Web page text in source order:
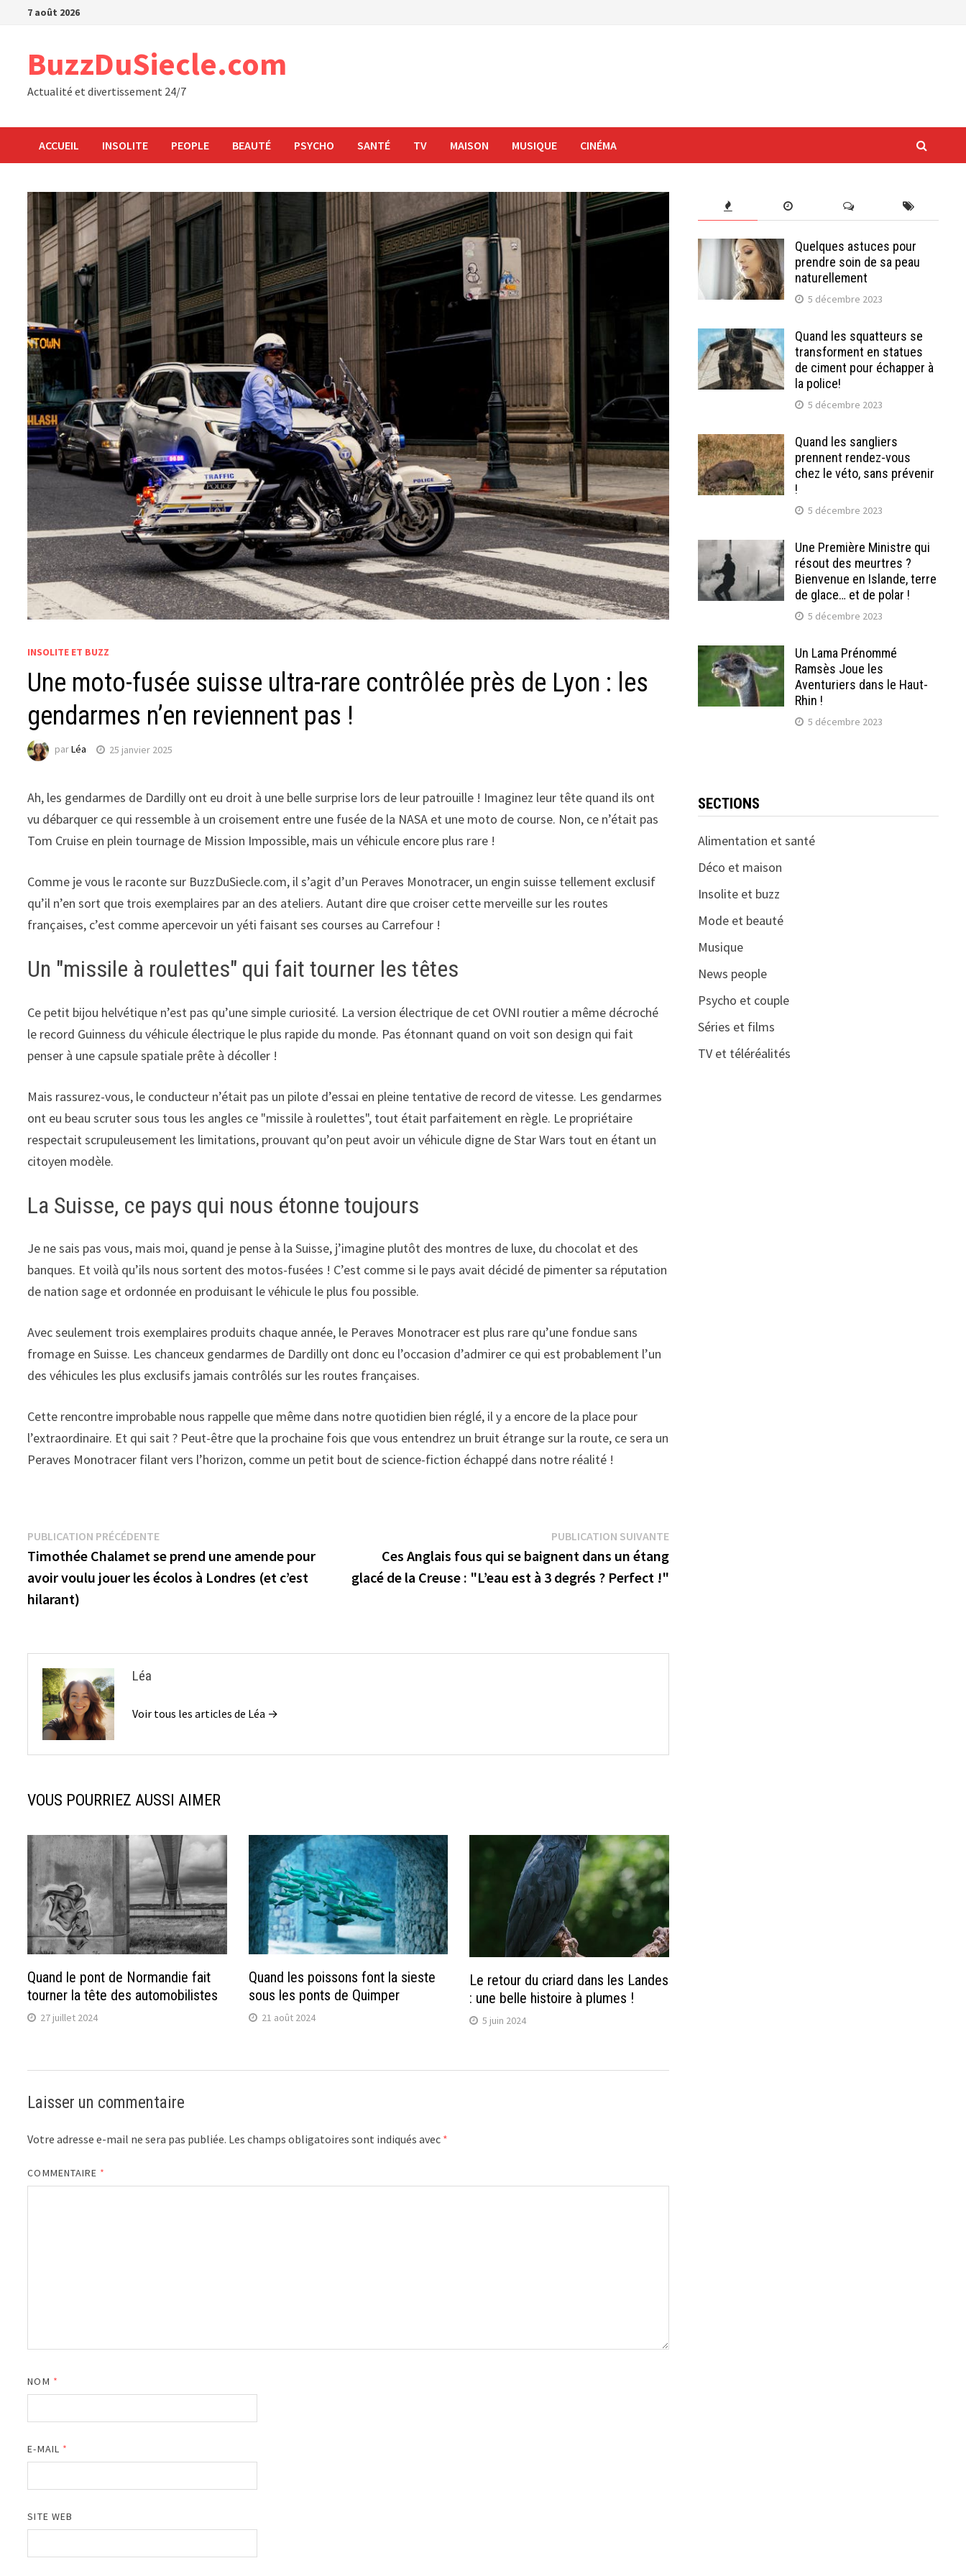
Passer7 août 2026
BuzzDuSiecle.com
Actualité et divertissement 24/7
ACCUEIL INSOLITE PEOPLE BEAUTÉ PSYCHO SANTÉ TV MAISON MUSIQUE CINÉMA
INSOLITE ET BUZZ
Une moto-fusée suisse ultra-rare contrôlée près de Lyon : les
gendarmes n’en reviennent pas !
parLéa 25 janvier 2025
Ah, les gendarmes de Dardilly ont eu droit à une belle surprise lors de leur patrouille ! Imaginez leur tête quand ils ont
vu débarquer ce qui ressemble à un croisement entre une fusée de la NASA et une moto de course. Non, ce n’était pas
Tom Cruise en plein tournage de Mission Impossible, mais un véhicule encore plus rare !
Comme je vous le raconte sur BuzzDuSiecle.com, il s’agit d’un Peraves Monotracer, un engin suisse tellement exclusif
qu’il n’en sort que trois exemplaires par an des ateliers. Autant dire que croiser cette merveille sur les routes
françaises, c’est comme apercevoir un yéti faisant ses courses au Carrefour !
Un "missile à roulettes" qui fait tourner les têtes
Ce petit bijou helvétique n’est pas qu’une simple curiosité. La version électrique de cet OVNI routier a même décroché
le record Guinness du véhicule électrique le plus rapide du monde. Pas étonnant quand on voit son design qui fait
penser à une capsule spatiale prête à décoller !
Mais rassurez-vous, le conducteur n’était pas un pilote d’essai en pleine tentative de record de vitesse. Les gendarmes
ont eu beau scruter sous tous les angles ce "missile à roulettes", tout était parfaitement en règle. Le propriétaire
respectait scrupuleusement les limitations, prouvant qu’on peut avoir un véhicule digne de Star Wars tout en étant un
citoyen modèle.
La Suisse, ce pays qui nous étonne toujours
Je ne sais pas vous, mais moi, quand je pense à la Suisse, j’imagine plutôt des montres de luxe, du chocolat et des
banques. Et voilà qu’ils nous sortent des motos-fusées ! C’est comme si le pays avait décidé de pimenter sa réputation
de nation sage et ordonnée en produisant le véhicule le plus fou possible.
Avec seulement trois exemplaires produits chaque année, le Peraves Monotracer est plus rare qu’une fondue sans
fromage en Suisse. Les chanceux gendarmes de Dardilly ont donc eu l’occasion d’admirer ce qui est probablement l’un
des véhicules les plus exclusifs jamais contrôlés sur les routes françaises.
Cette rencontre improbable nous rappelle que même dans notre quotidien bien réglé, il y a encore de la place pour
l’extraordinaire. Et qui sait ? Peut-être que la prochaine fois que vous entendrez un bruit étrange sur la route, ce sera un
Peraves Monotracer filant vers l’horizon, comme un petit bout de science-fiction échappé dans notre réalité !
Navigation
de
l’article
PUBLICATION PRÉCÉDENTEPublication
précédente :
Timothée Chalamet se prend une amende pour
avoir voulu jouer les écolos à Londres (et c’est
hilarant)
PUBLICATION SUIVANTEPublication
suivante :
Ces Anglais fous qui se baignent dans un étang
glacé de la Creuse : "L’eau est à 3 degrés ? Perfect !"
Léa
Voir tous les articles de Léa →
VOUS POURRIEZ AUSSI AIMER
Quand le pont de Normandie fait
tourner la tête des automobilistes
27 juillet 2024
Quand les poissons font la sieste
sous les ponts de Quimper
21 août 2024
Le retour du criard dans les Landes
: une belle histoire à plumes !
5 juin 2024
Laisser un commentaire
Votre adresse e-mail ne sera pas publiée. Les champs obligatoires sont indiqués avec *
COMMENTAIRE *
NOM *
E-MAIL *
SITE WEB
Quelques astuces pour
prendre soin de sa peau
naturellement
5 décembre 2023
Quand les squatteurs se
transforment en statues
de ciment pour échapper à
la police!
5 décembre 2023
Quand les sangliers
prennent rendez-vous
chez le véto, sans prévenir
!
5 décembre 2023
Une Première Ministre qui
résout des meurtres ?
Bienvenue en Islande, terre
de glace… et de polar !
5 décembre 2023
Un Lama Prénommé
Ramsès Joue les
Aventuriers dans le Haut-
Rhin !
5 décembre 2023
SECTIONS
Alimentation et santé
Déco et maison
Insolite et buzz
Mode et beauté
Musique
News people
Psycho et couple
Séries et films
TV et téléréalités